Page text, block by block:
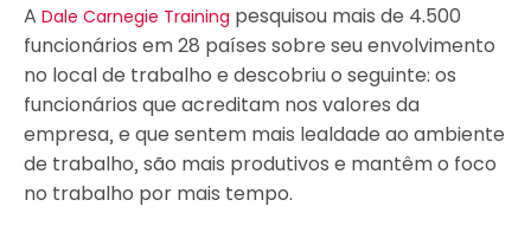
A Dale Carnegie Training pesquisou mais de 4.500
funcionários em 28 países sobre seu envolvimento
no local de trabalho e descobriu o seguinte: os
funcionários que acreditam nos valores da
empresa, e que sentem mais lealdade ao ambiente
de trabalho, são mais produtivos e mantêm o foco
no trabalho por mais tempo.